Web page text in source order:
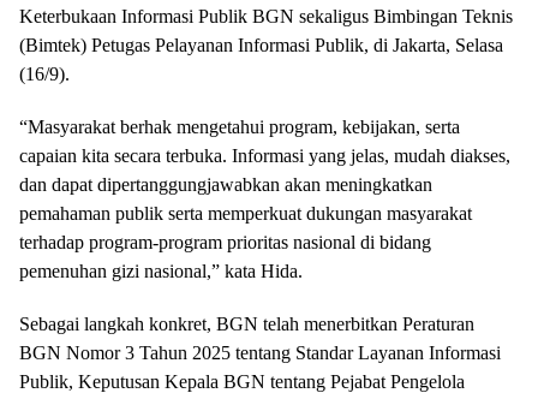
Keterbukaan Informasi Publik BGN sekaligus Bimbingan Teknis
(Bimtek) Petugas Pelayanan Informasi Publik, di Jakarta, Selasa
(16/9).
“Masyarakat berhak mengetahui program, kebijakan, serta
capaian kita secara terbuka. Informasi yang jelas, mudah diakses,
dan dapat dipertanggungjawabkan akan meningkatkan
pemahaman publik serta memperkuat dukungan masyarakat
terhadap program-program prioritas nasional di bidang
pemenuhan gizi nasional,” kata Hida.
Sebagai langkah konkret, BGN telah menerbitkan Peraturan
BGN Nomor 3 Tahun 2025 tentang Standar Layanan Informasi
Publik, Keputusan Kepala BGN tentang Pejabat Pengelola